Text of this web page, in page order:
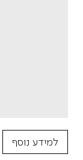
למידע נוסף